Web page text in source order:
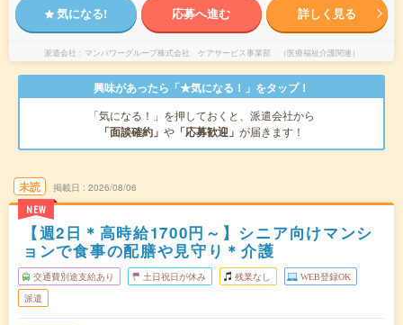
気になる! 応募へ進む 詳しく見る
派遣会社 マンパワーグループ株式会社 ケアサービス事業部 （医療福祉介護関連）
興味があったら「★気になる！」をタップ！
「気になる！」を押しておくと、派遣会社から
「面談確約」 や 「応募歓迎」 が届きます！
未読
NEW
掲載日 2026/08/06
【週2日＊高時給1700円～】シニア向けマンシ
ョンで食事の配膳や見守り＊介護
交通費別途支給あり 土日祝日が休み 残業なし WEB登録OK
派遣